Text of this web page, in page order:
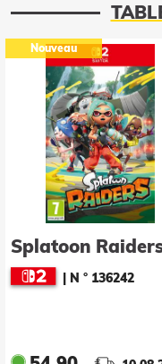
Digimon Story:
Time Strange
(Game-Key Card)